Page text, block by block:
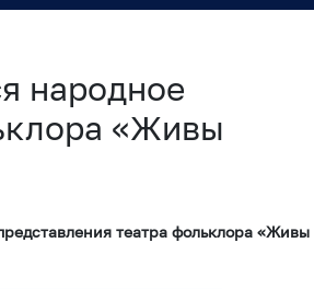
народное
«Живы
театра фольклора «Живы